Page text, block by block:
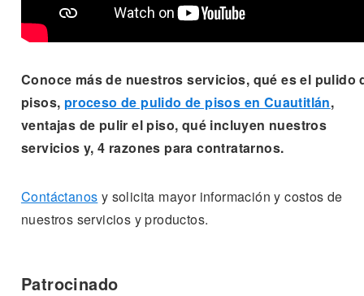
Conoce más de nuestros servicios, qué es el pulido
pisos, proceso de pulido de pisos en Cuautitlán,
ventajas de pulir el piso, qué incluyen nuestros
servicios y, 4 razones para contratarnos.
Contáctanos y solicita mayor información y costos de
nuestros servicios y productos.
Patrocinado